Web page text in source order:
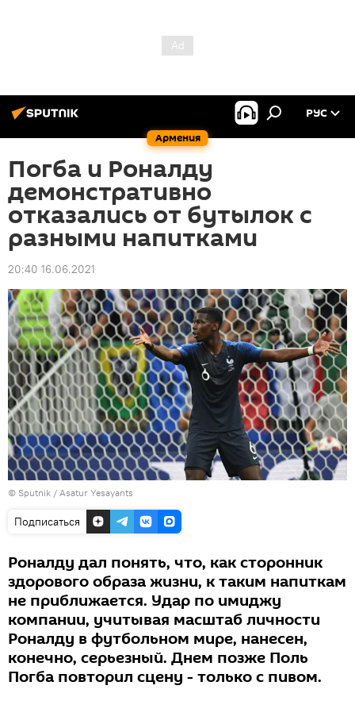
Армения
РУС
Погба и Роналду
демонстративно
отказались от бутылок с
разными напитками
20:40 16.06.2021
© Sputnik / Asatur Yesayants
Подписаться
Роналду дал понять, что, как сторонник
здорового образа жизни, к таким напиткам
не приближается. Удар по имиджу
компании, учитывая масштаб личности
Роналду в футбольном мире, нанесен,
конечно, серьезный. Днем позже Поль
Погба повторил сцену - только с пивом.